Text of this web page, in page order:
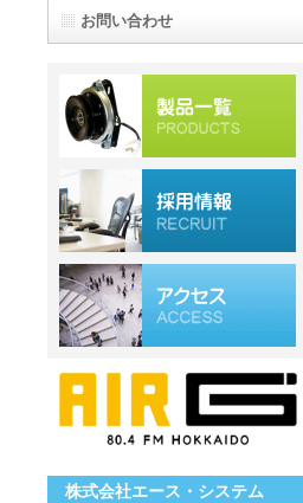
お問い合わせ
株式会社エース・システム